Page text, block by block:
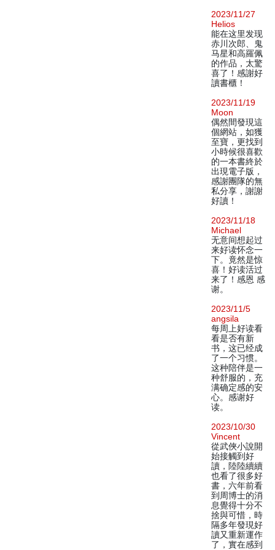
2023/11/27
Helios
能在这里发现
赤川次郎、鬼
马星和高羅佩
的作品，太驚
喜了！感謝好
讀書櫃！
2023/11/19
Moon
偶然間發現這
個網站，如獲
至寶，更找到
小時候很喜歡
的一本書終於
出現電子版，
感謝團隊的無
私分享，謝謝
好讀！
2023/11/18
Michael
无意间想起过
来好读怀念一
下。竟然是惊
喜！好读活过
来了！感恩 感
谢。
2023/11/5
angsila
每周上好读看
看是否有新
书，这已经成
了一个习惯。
这种陪伴是一
种舒服的，充
满确定感的安
心。感谢好
读。
2023/10/30
Vincent
從武俠小說開
始接觸到好
讀，陸陸續續
也看了很多好
書，六年前看
到周博士的消
息覺得十分不
捨與可惜，時
隔多年發現好
讀又重新運作
了，實在感到